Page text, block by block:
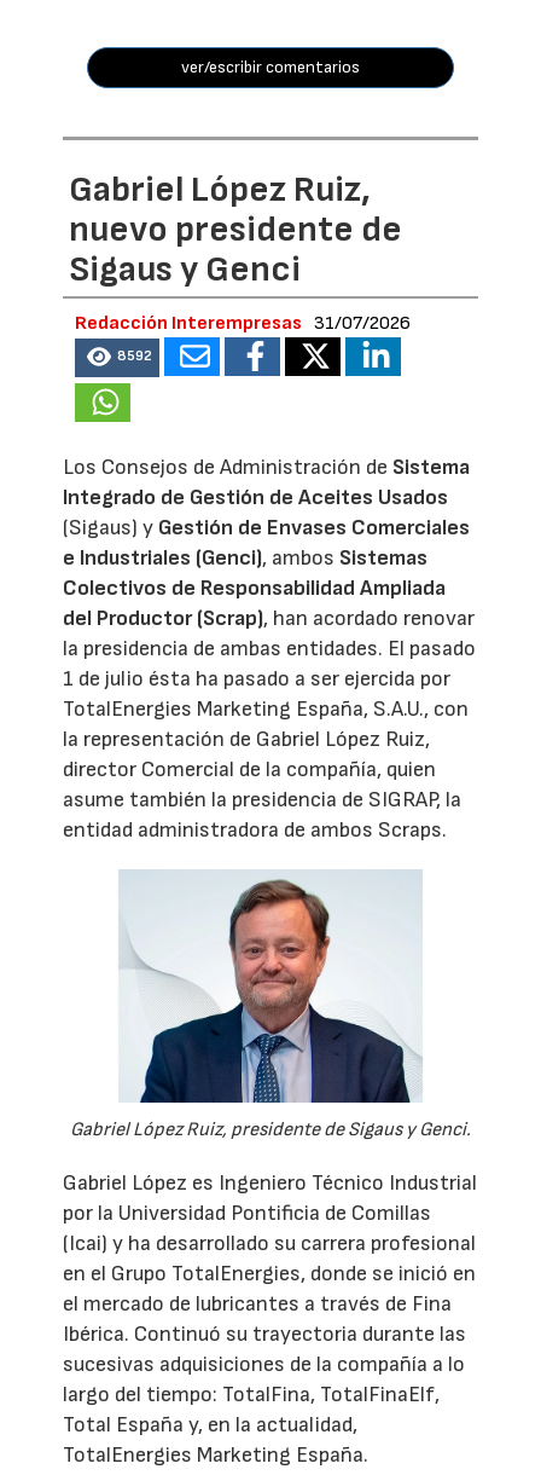
ver/escribir comentarios
Gabriel López Ruiz,
nuevo presidente de
Sigaus y Genci
Redacción Interempresas 31/07/2026
8592
Los Consejos de Administración de Sistema
Integrado de Gestión de Aceites Usados
(Sigaus) y Gestión de Envases Comerciales
e Industriales (Genci), ambos Sistemas
Colectivos de Responsabilidad Ampliada
del Productor (Scrap), han acordado renovar
la presidencia de ambas entidades. El pasado
1 de julio ésta ha pasado a ser ejercida por
TotalEnergies Marketing España, S.A.U., con
la representación de Gabriel López Ruiz,
director Comercial de la compañía, quien
asume también la presidencia de SIGRAP, la
entidad administradora de ambos Scraps.
Gabriel López Ruiz, presidente de Sigaus y Genci.
Gabriel López es Ingeniero Técnico Industrial
por la Universidad Pontificia de Comillas
(Icai) y ha desarrollado su carrera profesional
en el Grupo TotalEnergies, donde se inició en
el mercado de lubricantes a través de Fina
Ibérica. Continuó su trayectoria durante las
sucesivas adquisiciones de la compañía a lo
largo del tiempo: TotalFina, TotalFinaElf,
Total España y, en la actualidad,
TotalEnergies Marketing España.